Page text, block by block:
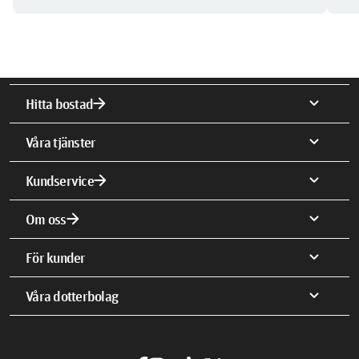
Hitta bostadarrow_forward expand_more
Våra tjänster expand_more
Kundservicearrow_forward expand_more
Om ossarrow_forward expand_more
För kunder expand_more
Våra dotterbolag expand_more